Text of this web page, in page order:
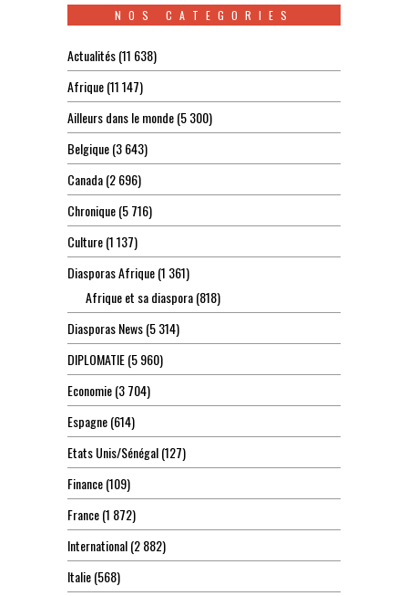
NOS CATEGORIES
Actualités(11 638)
Afrique(11 147)
Ailleurs dans le monde(5 300)
Belgique(3 643)
Canada(2 696)
Chronique(5 716)
Culture(1 137)
Diasporas Afrique(1 361)
Afrique et sa diaspora(818)
Diasporas News(5 314)
DIPLOMATIE(5 960)
Economie(3 704)
Espagne(614)
Etats Unis/Sénégal(127)
Finance(109)
France(1 872)
International(2 882)
Italie(568)